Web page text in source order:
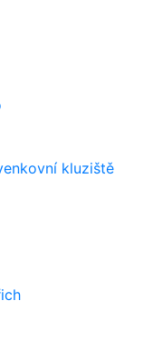
kluziště